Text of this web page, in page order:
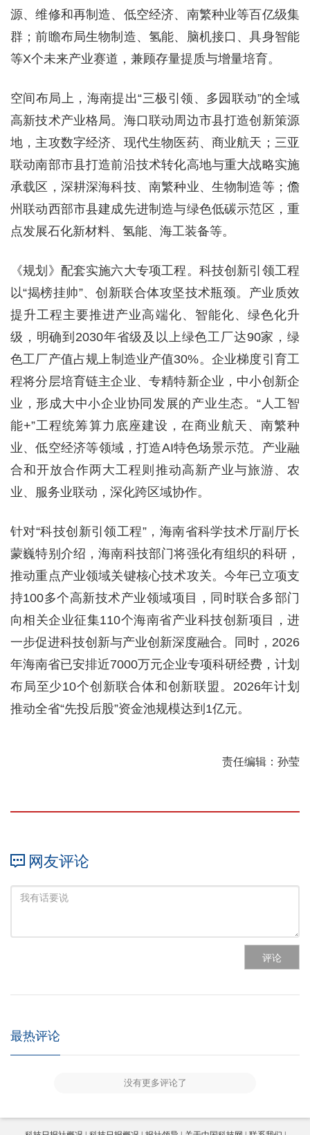
源、维修和再制造、低空经济、南繁种业等百亿级集
群；前瞻布局生物制造、氢能、脑机接口、具身智能
等X个未来产业赛道，兼顾存量提质与增量培育。
空间布局上，海南提出“三极引领、多园联动”的全域
高新技术产业格局。海口联动周边市县打造创新策源
地，主攻数字经济、现代生物医药、商业航天；三亚
联动南部市县打造前沿技术转化高地与重大战略实施
承载区，深耕深海科技、南繁种业、生物制造等；儋
州联动西部市县建成先进制造与绿色低碳示范区，重
点发展石化新材料、氢能、海工装备等。
《规划》配套实施六大专项工程。科技创新引领工程
以“揭榜挂帅”、创新联合体攻坚技术瓶颈。产业质效
提升工程主要推进产业高端化、智能化、绿色化升
级，明确到2030年省级及以上绿色工厂达90家，绿
色工厂产值占规上制造业产值30%。企业梯度引育工
程将分层培育链主企业、专精特新企业，中小创新企
业，形成大中小企业协同发展的产业生态。“人工智
能+”工程统筹算力底座建设，在商业航天、南繁种
业、低空经济等领域，打造AI特色场景示范。产业融
合和开放合作两大工程则推动高新产业与旅游、农
业、服务业联动，深化跨区域协作。
针对“科技创新引领工程”，海南省科学技术厅副厅长
蒙巍特别介绍，海南科技部门将强化有组织的科研，
推动重点产业领域关键核心技术攻关。今年已立项支
持100多个高新技术产业领域项目，同时联合多部门
向相关企业征集110个海南省产业科技创新项目，进
一步促进科技创新与产业创新深度融合。同时，2026
年海南省已安排近7000万元企业专项科研经费，计划
布局至少10个创新联合体和创新联盟。2026年计划
推动全省“先投后股”资金池规模达到1亿元。
责任编辑：孙莹
网友评论
评论
最热评论
没有更多评论了